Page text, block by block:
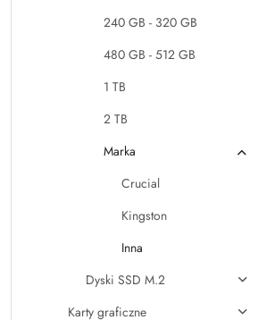
240 GB - 320 GB
480 GB - 512 GB
1 TB
2 TB
Marka
Crucial
Kingston
Inna
Dyski SSD M.2
Karty graficzne